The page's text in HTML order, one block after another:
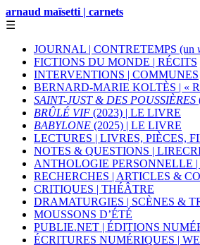
arnaud maïsetti | carnets
☰
JOURNAL | CONTRETEMPS (un
FICTIONS DU MONDE | RÉCITS
INTERVENTIONS | COMMUNES
BERNARD-MARIE KOLTÈS | «
SAINT-JUST & DES POUSSIÈRES
BRÛLÉ VIF (2023) | LE LIVRE
BABYLONE (2025) | LE LIVRE
LECTURES | LIVRES, PIÈCES,
NOTES & QUESTIONS |
ANTHOLOGIE PERSONNELLE |
RECHERCHES | ARTICLES &
CRITIQUES | THÉÂTRE
DRAMATURGIES | SCÈNES &
MOUSSONS D’ÉTÉ
PUBLIE.NET | ÉDITIONS
ÉCRITURES NUMÉRIQUES |